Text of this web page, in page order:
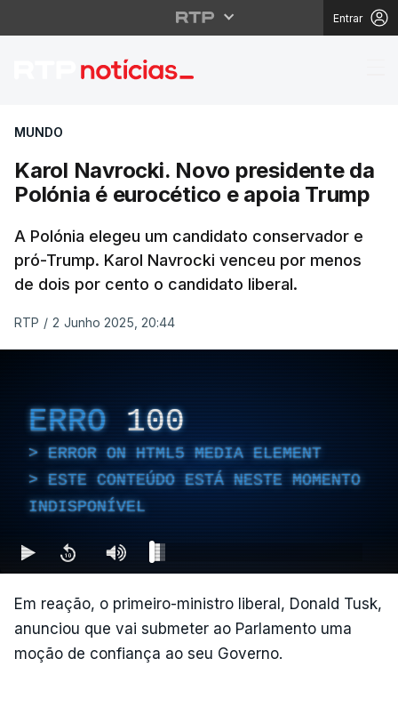
Entrar
Karol Navrocki. Novo
MUNDO
Karol Navrocki. Novo presidente da
Polónia é eurocético e apoia Trump
A Polónia elegeu um candidato conservador e
pró-Trump. Karol Navrocki venceu por menos
de dois por cento o candidato liberal.
RTP / 2 Junho 2025, 20:44
ERRO 100
ERROR ON HTML5 MEDIA ELEMENT
ESTE CONTEÚDO ESTÁ NESTE MOMENTO
INDISPONÍVEL
Em reação, o primeiro-ministro liberal, Donald Tusk,
anunciou que vai submeter ao Parlamento uma
moção de confiança ao seu Governo.